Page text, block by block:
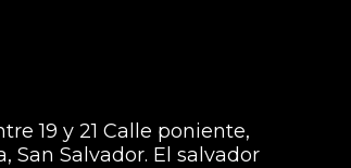
19 y 21 Calle poniente,
San Salvador. El salvador